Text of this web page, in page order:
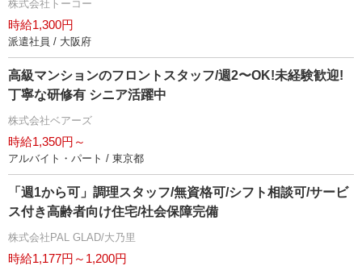
株式会社トーコー
時給1,300円
派遣社員 / 大阪府
⾼級マンションのフロントスタッフ/週2〜OK!未経験歓迎!
丁寧な研修有 シニア活躍中
株式会社ベアーズ
時給1,350円～
アルバイト・パート / 東京都
「週1から可」調理スタッフ/無資格可/シフト相談可/サービ
ス付き高齢者向け住宅/社会保障完備
株式会社PAL GLAD/大乃里
時給1,177円～1,200円